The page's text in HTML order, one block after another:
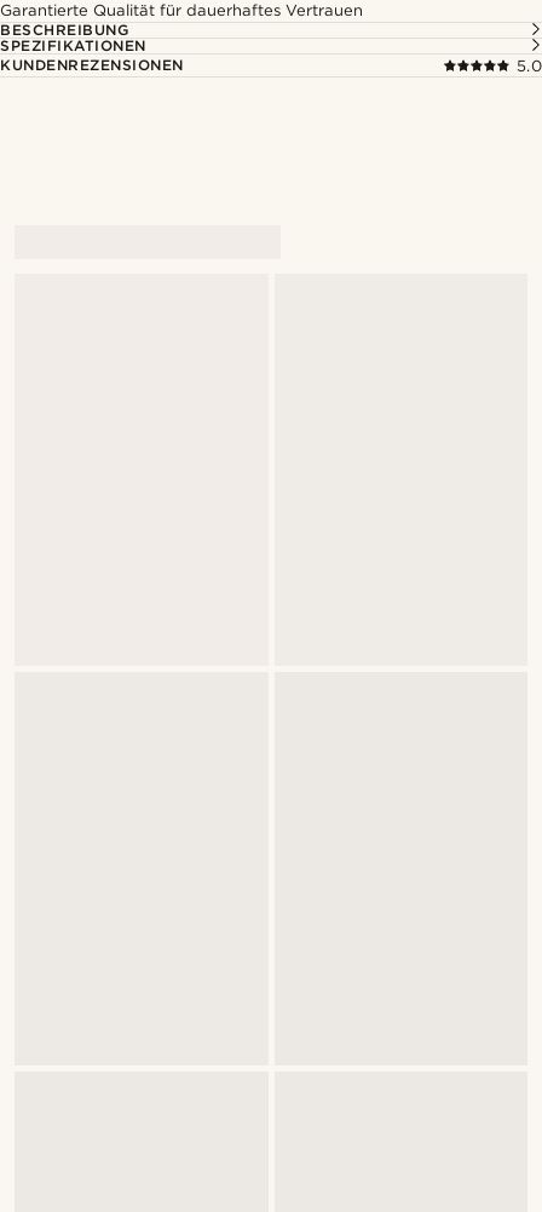
Garantierte Qualität für dauerhaftes Vertrauen
BESCHREIBUNG
SPEZIFIKATIONEN
KUNDENREZENSIONEN
5.0